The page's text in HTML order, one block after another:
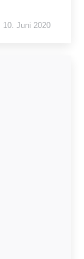
10. Juni 2020